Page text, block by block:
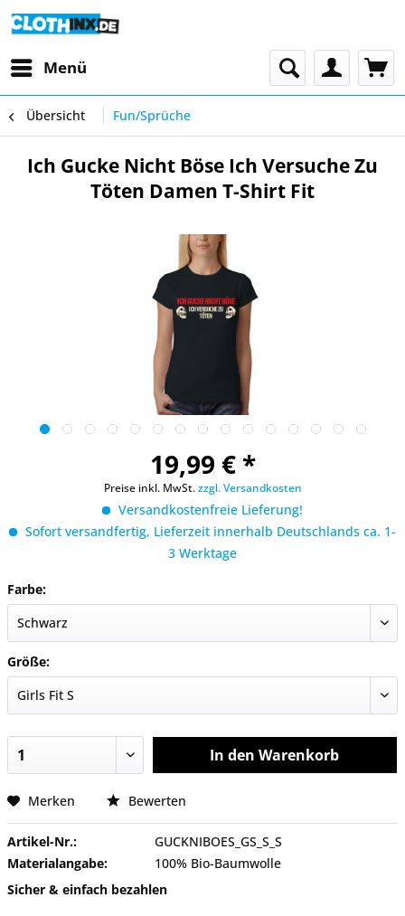
Menü
Übersicht Fun/Sprüche
Ich Gucke Nicht Böse Ich Versuche Zu
Töten Damen T-Shirt Fit
19,99 € *
Preise inkl. MwSt.zzgl. Versandkosten
Versandkostenfreie Lieferung!
Sofort versandfertig, Lieferzeit innerhalb Deutschlands ca. 1-
3 Werktage
Farbe:
Größe:
In den Warenkorb
Merken Bewerten
Artikel-Nr.:
GUCKNIBOES_GS_S_S
Materialangabe:
100% Bio-Baumwolle
Sicher & einfach bezahlen